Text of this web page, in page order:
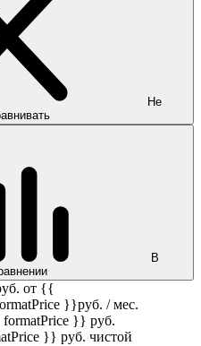
Не
В
от {{
}}руб. / мес.
formatPrice }} руб.
}} руб. чистой